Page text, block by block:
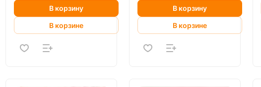
В корзину
В корзине
В корзину
В корзине